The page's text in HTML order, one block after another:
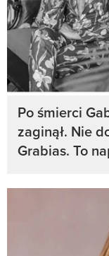
Po śmierci
zaginął. Nie
Grabias. To